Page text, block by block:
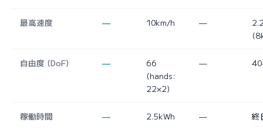
最高速度 — 10km/h —
自由度 (DoF) —
66
(hands:
22×2)
—
稼働時間 — 2.5kWh — 終